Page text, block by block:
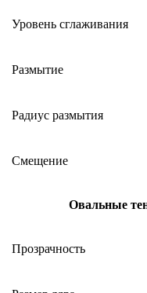
Уровень сглаживания
Размытие
Радиус размытия
Смещение
Овальные
Прозрачность